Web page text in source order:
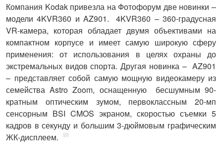
Компания Kodak привезла на Фотофорум две новинки –
модели 4KVR360 и AZ901.
4KVR360 – 360-градусная
VR-камера, которая обладает двумя объективами на
компактном корпусе и имеет самую широкую сферу
применения: от использования в целях охраны до
экстремальных видов спорта. Другая новинка – AZ901
– представляет собой самую мощную видеокамеру из
семейства Astro Zoom, оснащенную
бесшумным 90-
кратным оптическим зумом, первоклассным 20-мп
сенсорным BSI CMOS экраном, скоростью съемки 5
кадров в секунду и большим 3-дюймовым графическим
ЖК-дисплеем.